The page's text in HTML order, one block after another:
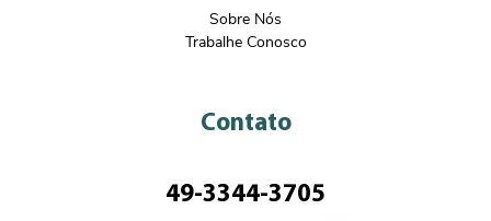
Sobre Nós
Trabalhe Conosco
Contato
49-3344-3705